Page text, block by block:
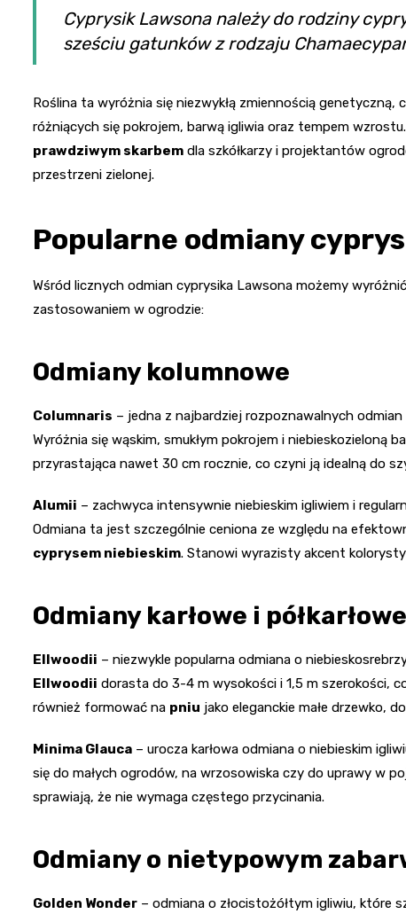
Cyprysik Lawsona należy do rodziny
sześciu gatunków z rodzaju
Roślina ta wyróżnia się niezwykłą zmiennością
różniących się pokrojem, barwą igliwia oraz tempem wzrostu.
prawdziwym skarbem dla szkółkarzy i projektantów
przestrzeni zielonej.
Popularne odmiany
Wśród licznych odmian cyprysika Lawsona możemy
zastosowaniem w ogrodzie:
Odmiany kolumnowe
Columnaris – jedna z najbardziej rozpoznawalnych odmian
Wyróżnia się wąskim, smukłym pokrojem i niebieskozieloną
przyrastająca nawet 30 cm rocznie, co czyni ją idealną do
Alumii – zachwyca intensywnie niebieskim igliwiem i
Odmiana ta jest szczególnie ceniona ze względu na
cyprysem niebieskim. Stanowi wyrazisty akcent
Odmiany karłowe i półkarłowe
Ellwoodii – niezwykle popularna odmiana o
Ellwoodii dorasta do 3-4 m wysokości i 1,5 m szerokości,
również formować na pniu jako eleganckie małe drzewko,
Minima Glauca – urocza karłowa odmiana o niebieskim
się do małych ogrodów, na wrzosowiska czy do uprawy w
sprawiają, że nie wymaga częstego przycinania.
Odmiany o nietypowym
Golden Wonder – odmiana o złocistożółtym igliwiu, które